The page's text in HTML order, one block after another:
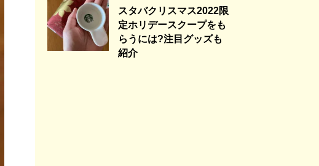
スタバクリスマス2022限
定ホリデースクープをも
らうには?注目グッズも
紹介